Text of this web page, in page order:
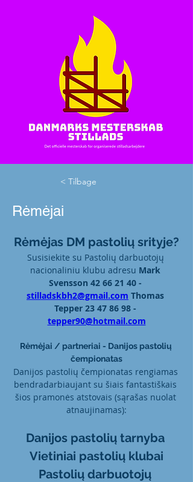
< Tilbage
Rėmėjai
Rėmėjas DM pastolių srityje?
Susisiekite su Pastolių darbuotojų
nacionaliniu klubu adresu Mark
Svensson 42 66 21 40 -
stilladskbh2@gmail.com Thomas
Tepper 23 47 86 98 -
tepper90@hotmail.com
Rėmėjai / partneriai - Danijos pastolių
čempionatas
Danijos pastolių čempionatas rengiamas
bendradarbiaujant su šiais fantastiškais
šios pramonės atstovais (sąrašas nuolat
atnaujinamas):
Danijos pastolių tarnyba
Vietiniai pastolių klubai
Pastolių darbuotojų